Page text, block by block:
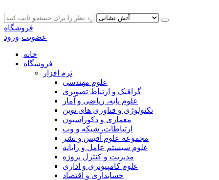
فروشگاه
عضویت-ورود
خانه
فروشگاه
نرم افزار
علوم مهندسی
گرافیک و ارتباط تصویری
علوم پایه، ریاضی و آمار
تکنولوژی و فناوری های نوین
معماری و دکوراسیون
ارتباطات، شبکه و وب
مجموعه علوم آفیس و نشر
علوم سیستم عامل و رایانه
مدیریت و کنترل پروژه
علوم کامپیوتری و اداری
حسابداری و اقتصاد